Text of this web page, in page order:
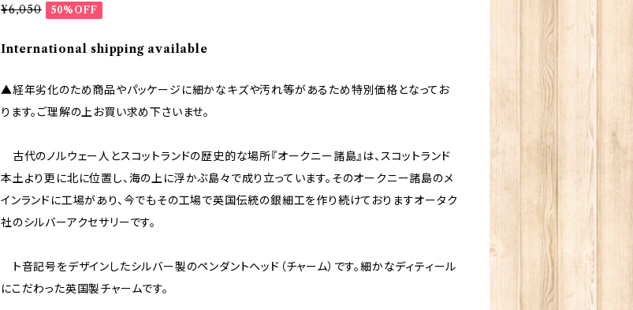
¥6,050 50%OFF
International shipping available
▲経年劣化のため商品やパッケージに細かなキズや汚れ等があるため特別価格となってお
ります。ご理解の上お買い求め下さいませ。
古代のノルウェー人とスコットランドの歴史的な場所『オークニー諸島』は、スコットランド
本土より更に北に位置し、海の上に浮かぶ島々で成り立っています。そのオークニー諸島のメ
インランドに工場があり、今でもその工場で英国伝統の銀細工を作り続けておりますオータク
社のシルバーアクセサリーです。
ト音記号をデザインしたシルバー製のペンダントヘッド（チャーム）です。細かなディティール
にこだわった英国製チャームです。